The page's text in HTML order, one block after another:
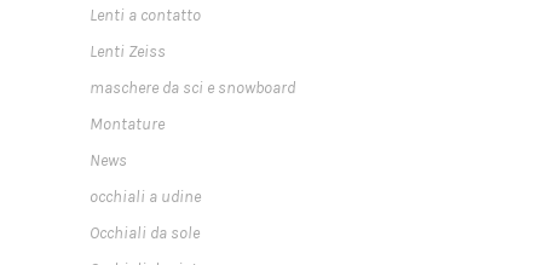
Lenti a contatto
Lenti Zeiss
maschere da sci e snowboard
Montature
News
occhiali a udine
Occhiali da sole